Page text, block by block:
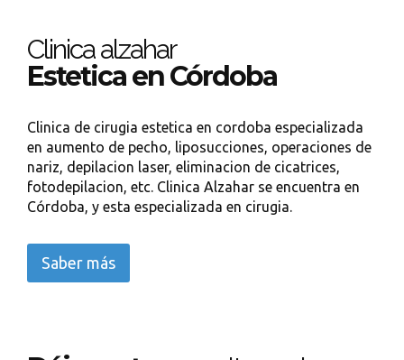
Clinica alzahar
Estetica en Córdoba
Clinica de cirugia estetica en cordoba especializada
en aumento de pecho, liposucciones, operaciones de
nariz, depilacion laser, eliminacion de cicatrices,
fotodepilacion, etc. Clinica Alzahar se encuentra en
Córdoba, y esta especializada en cirugia.
Saber más